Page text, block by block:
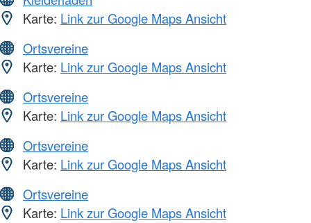
Karte: Link zur Google Maps Ansicht
Ortsvereine
Karte: Link zur Google Maps Ansicht
Ortsvereine
Karte: Link zur Google Maps Ansicht
Ortsvereine
Karte: Link zur Google Maps Ansicht
Ortsvereine
Karte: Link zur Google Maps Ansicht